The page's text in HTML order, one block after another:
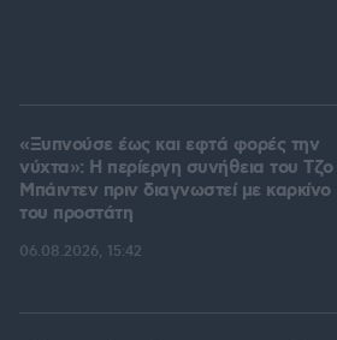
«Ξυπνούσε έως και εφτά φορές την
νύχτα»: Η περίεργη συνήθεια του Τζο
Μπάιντεν πριν διαγνωστεί με καρκίνο
του προστάτη
06.08.2026, 15:42